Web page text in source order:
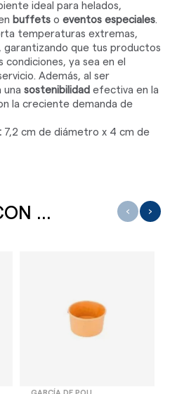
ideal para helados,
buffets oeventos especiales.
temperaturas extremas,
garantizando que tus productos
ya sea en el
Además, al ser
unasostenibilidad efectiva en la
la creciente demanda de
7,2 cm de diámetro x 4 cm de
... ‹ ›